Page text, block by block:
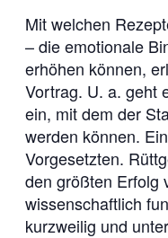
Mit welchen
– die emotionale
erhöhen können,
Vortrag. U. a. geht
ein, mit dem der
werden können.
Vorgesetzten.
den größten Erfolg
wissenschaftlich
kurzweilig und